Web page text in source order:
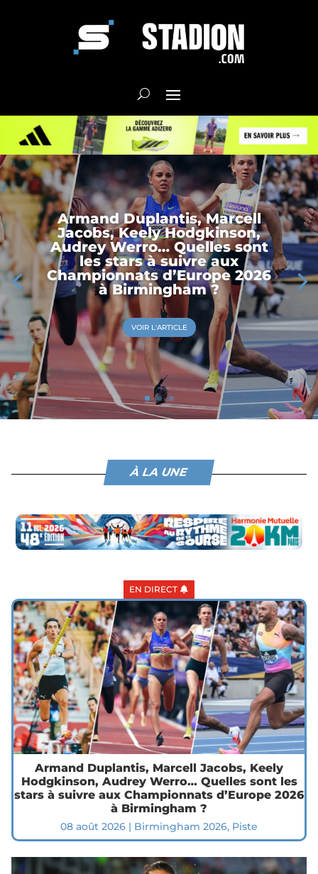
Armand Duplantis, Marcell
Jacobs, Keely Hodgkinson,
Audrey Werro… Quelles sont
les stars à suivre aux
Championnats d’Europe 2026
à Birmingham ?
VOIR L'ARTICLE
À LA UNE
EN DIRECT
Armand Duplantis, Marcell Jacobs, Keely
Hodgkinson, Audrey Werro… Quelles sont les
stars à suivre aux Championnats d’Europe 2026
à Birmingham ?
08 août 2026 | Birmingham 2026, Piste